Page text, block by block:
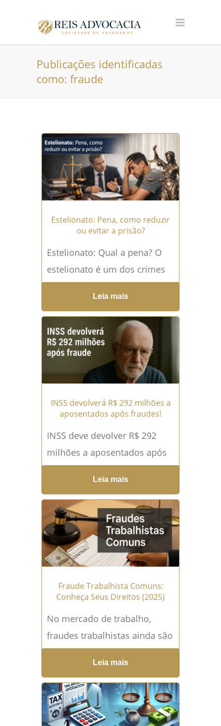
Publicações identificadas
como: fraude
Estelionato: Pena, como reduzir
ou evitar a prisão?
Estelionato: Qual a pena? O
estelionato é um dos crimes
mais recorrentes no Brasil e,
ao mesmo tempo, um dos
que mais...Leia mais →
Leia mais
INSS devolverá R$ 292 milhões a
aposentados após fraudes!
INSS deve devolver R$ 292
milhões a aposentados após
fraudes em descontos! No
início de maio de 2025, o
Instituto Nacional do...Leia
mais →
Leia mais
Fraude Trabalhista Comuns:
Conheça Seus Direitos (2025)
No mercado de trabalho,
fraudes trabalhistas ainda são
práticas recorrentes que
visam reduzir custos para as
empresas, mas afetam
diretamente os direitos...Leia
mais →
Leia mais